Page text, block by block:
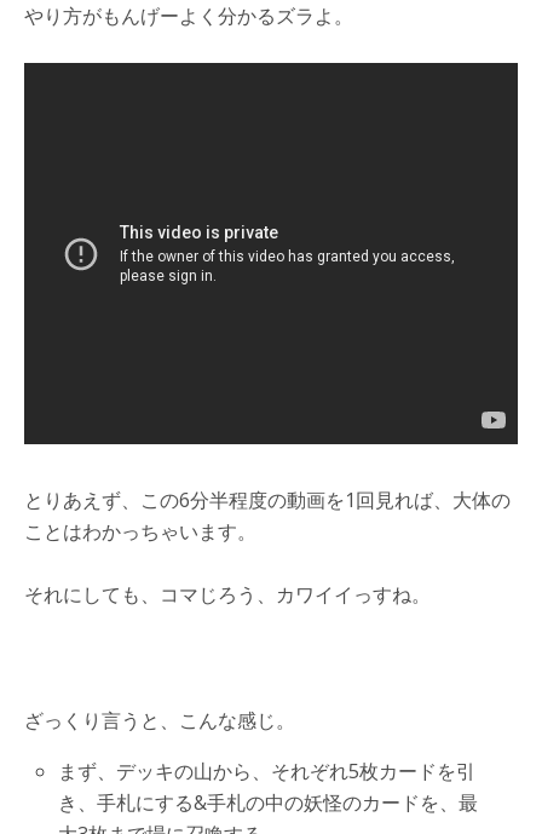
やり方がもんげーよく分かるズラよ。
とりあえず、この6分半程度の動画を1回見れば、大体の
ことはわかっちゃいます。
それにしても、コマじろう、カワイイっすね。
ざっくり言うと、こんな感じ。
まず、デッキの山から、それぞれ5枚カードを引
き、手札にする&手札の中の妖怪のカードを、最